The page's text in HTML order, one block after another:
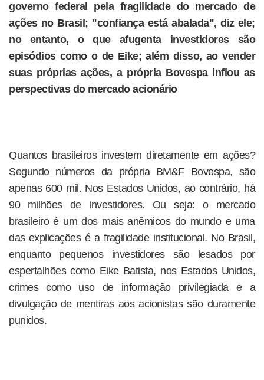
governo federal pela fragilidade do mercado de
ações no Brasil; "confiança está abalada", diz ele;
no entanto, o que afugenta investidores são
episódios como o de Eike; além disso, ao vender
suas próprias ações, a própria Bovespa inflou as
perspectivas do mercado acionário
Quantos brasileiros investem diretamente em ações?
Segundo números da própria BM&F Bovespa, são
apenas 600 mil. Nos Estados Unidos, ao contrário, há
90 milhões de investidores. Ou seja: o mercado
brasileiro é um dos mais anêmicos do mundo e uma
das explicações é a fragilidade institucional. No Brasil,
enquanto pequenos investidores são lesados por
espertalhões como Eike Batista, nos Estados Unidos,
crimes como uso de informação privilegiada e a
divulgação de mentiras aos acionistas são duramente
punidos.